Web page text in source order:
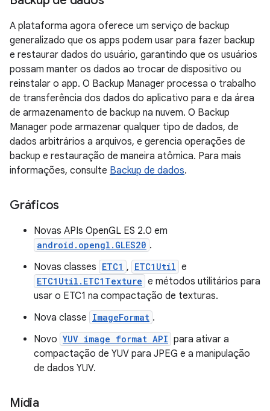
A plataforma agora oferece um serviço de backup
generalizado que os apps podem usar para fazer backup
e restaurar dados do usuário, garantindo que os usuários
possam manter os dados ao trocar de dispositivo ou
reinstalar o app. O Backup Manager processa o trabalho
de transferência dos dados do aplicativo para e da área
de armazenamento de backup na nuvem. O Backup
Manager pode armazenar qualquer tipo de dados, de
dados arbitrários a arquivos, e gerencia operações de
backup e restauração de maneira atômica. Para mais
informações, consulte Backup de dados.
Gráficos
Novas APIs OpenGL ES 2.0 em
android.opengl.GLES20 .
Novas classes ETC1 , ETC1Util e
ETC1Util.ETC1Texture e métodos utilitários para
usar o ETC1 na compactação de texturas.
Nova classe ImageFormat .
Novo YUV image format API para ativar a
compactação de YUV para JPEG e a manipulação
de dados YUV.
Mídia